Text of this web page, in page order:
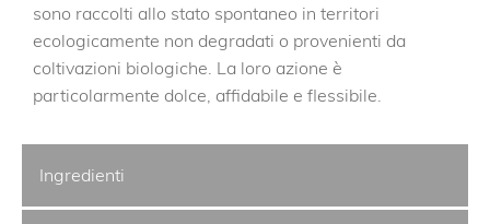
sono raccolti allo stato spontaneo in territori
ecologicamente non degradati o provenienti da
coltivazioni biologiche. La loro azione è
particolarmente dolce, affidabile e flessibile.
Ingredienti